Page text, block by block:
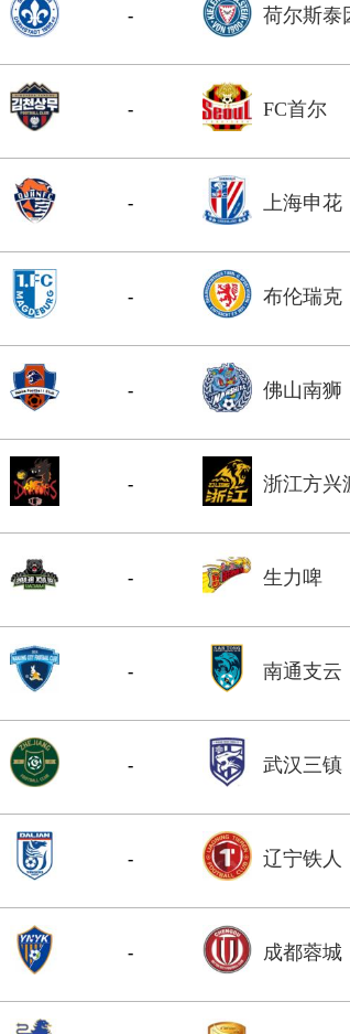
- 荷尔斯泰
- FC首尔
- 上海申花
- 布伦瑞克
- 佛山南狮
- 浙江方兴
- 生力啤
- 南通支云
- 武汉三镇
- 辽宁铁人
- 成都蓉城